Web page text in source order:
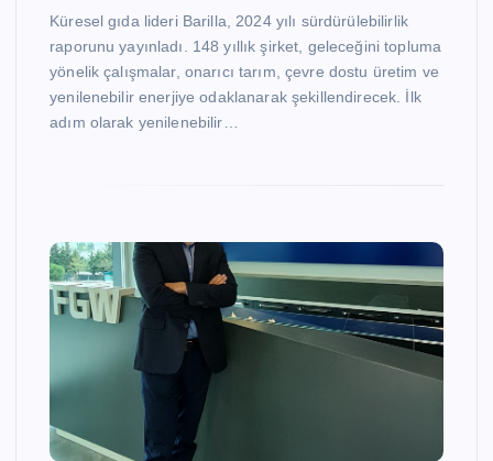
Küresel gıda lideri Barilla, 2024 yılı sürdürülebilirlik
raporunu yayınladı. 148 yıllık şirket, geleceğini topluma
yönelik çalışmalar, onarıcı tarım, çevre dostu üretim ve
yenilenebilir enerjiye odaklanarak şekillendirecek. İlk
adım olarak yenilenebilir…